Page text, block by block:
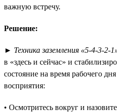
важную встречу.
Решение:
► Техника заземления «5-4-3-2-
в «здесь и сейчас» и
состояние на время рабочего
восприятия:
• Осмотритесь вокруг и